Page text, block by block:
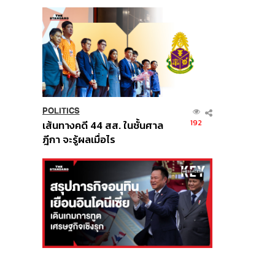
POLITICS
เส้นทางคดี 44 สส. ในชั้นศาล
ฎีกา จะรู้ผลเมื่อไร
192